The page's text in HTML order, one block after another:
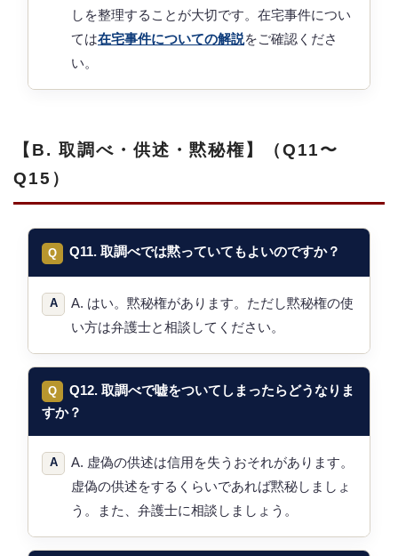
しを整理することが大切です。在宅事件につい
ては在宅事件についての解説をご確認くださ
い。
【B. 取調べ・供述・黙秘権】（Q11〜
Q15）
Q11. 取調べでは黙っていてもよいのですか？
A. はい。黙秘権があります。ただし黙秘権の使
い方は弁護士と相談してください。
Q12. 取調べで嘘をついてしまったらどうなりま
すか？
A. 虚偽の供述は信用を失うおそれがあります。
虚偽の供述をするくらいであれば黙秘しましょ
う。また、弁護士に相談しましょう。